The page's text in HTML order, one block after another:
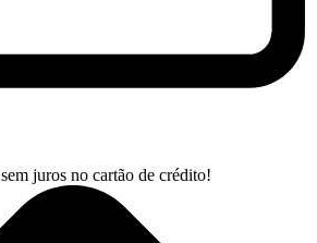
sem juros no cartão de crédito!